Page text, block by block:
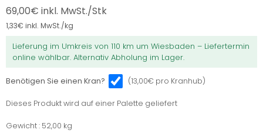
69,00€ inkl. MwSt./Stk
1,33€ inkl. MwSt./kg
Lieferung im Umkreis von 110 km um Wiesbaden – Liefertermin
online wählbar. Alternativ Abholung im Lager.
Benötigen Sie einen Kran? (13,00€ pro Kranhub)
Produkt
Dieses Produkt wird auf einer Palette geliefert
Gewicht : 52,00 kg